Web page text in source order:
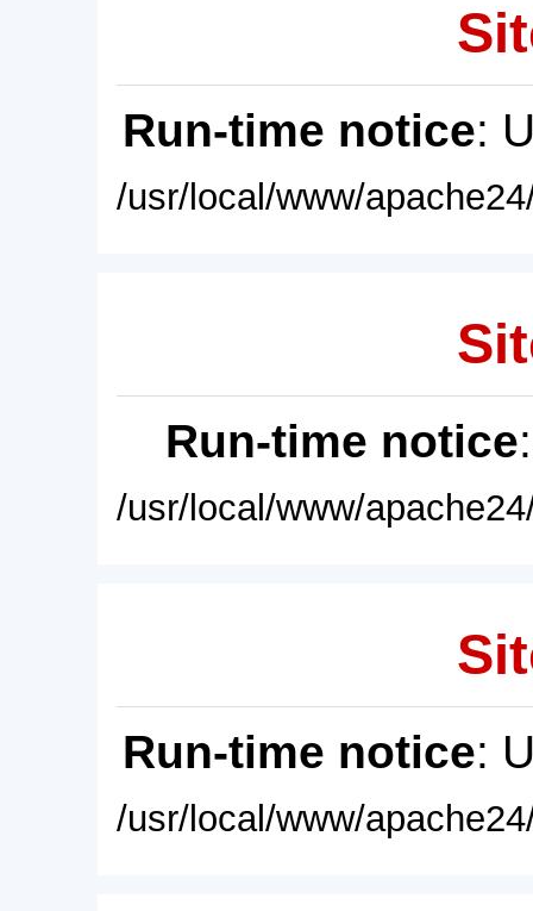
Run-time notice:
/usr/local/www/
Run-time notice
/usr/local/www/
Run-time notice:
/usr/local/www/